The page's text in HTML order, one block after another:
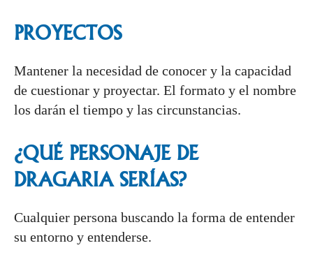
PROYECTOS
Mantener la necesidad de conocer y la capacidad
de cuestionar y proyectar. El formato y el nombre
los darán el tiempo y las circunstancias.
¿QUÉ PERSONAJE DE
DRAGARIASERÍAS?
Cualquier persona buscando la forma de entender
su entorno y entenderse.